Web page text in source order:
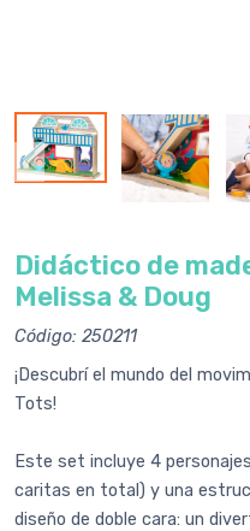
Didáctico de
Melissa & Doug
Código: 250211
¡Descubrí el mundo del
Tots!
Este set incluye 4
caritas en total) y una
diseño de doble cara: un